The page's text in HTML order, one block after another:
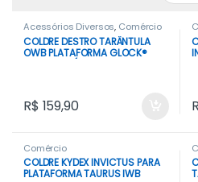
Acessórios Diversos, Comércio
COLDRE DESTRO TARÂNTULA
OWB PLATAFORMA GLOCK®
R$ 159,90
Comércio
COLDRE KYDEX INVICTUS PARA
PLATAFORMA TAURUS IWB